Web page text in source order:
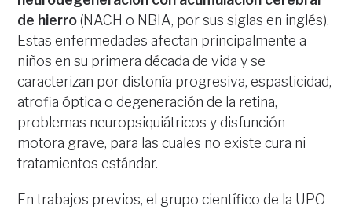
de hierro(NACH o NBIA, por sus siglas en inglés).
Estas enfermedades afectan principalmente a
niños en su primera década de vida y se
caracterizan por distonía progresiva, espasticidad,
atrofia óptica o degeneración de la retina,
problemas neuropsiquiátricos y disfunción
motora grave, para las cuales no existe cura ni
tratamientos estándar.
En trabajos previos, el grupo científico de la UPO